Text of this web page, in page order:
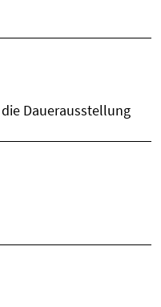
Dauerausstellung